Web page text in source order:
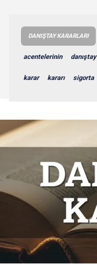
DANIŞTAY KARARLARI
acentelerinin danıştay
karar kararı sigorta